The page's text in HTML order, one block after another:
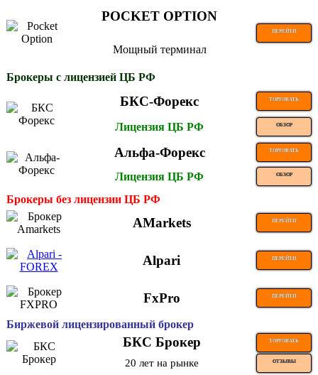
POCKET OPTION
ПЕРЕЙТИ
Мощный терминал
Брокеры с лицензией ЦБ РФ
БКС-Форекс ТОРГОВАТЬ
Лицензия ЦБ РФ ОБЗОР
Альфа-Форекс ТОРГОВАТЬ
Лицензия ЦБ РФ ОБЗОР
Брокеры без лицензии ЦБ РФ
AMarkets ПЕРЕЙТИ
Alpari ПЕРЕЙТИ
FxPro ПЕРЕЙТИ
Биржевой лицензированный брокер
БКС Брокер ТОРГОВАТЬ
20 лет на рынке ОТЗЫВЫ